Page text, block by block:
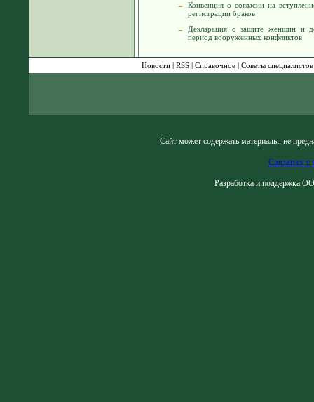
Конвенция о согласии на
регистрации браков
Декларация о защите женщин и
период вооруженных конфликтов
Новости| RSS| Справочное| Советы специалистов
Сайт может содержать материалы, не
Связаться с
Разработка и